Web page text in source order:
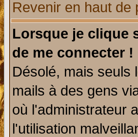
Revenir en haut de
Lorsque je clique
de me connecter !
Désolé, mais seuls
mails à des gens
où l'administrateur
l'utilisation